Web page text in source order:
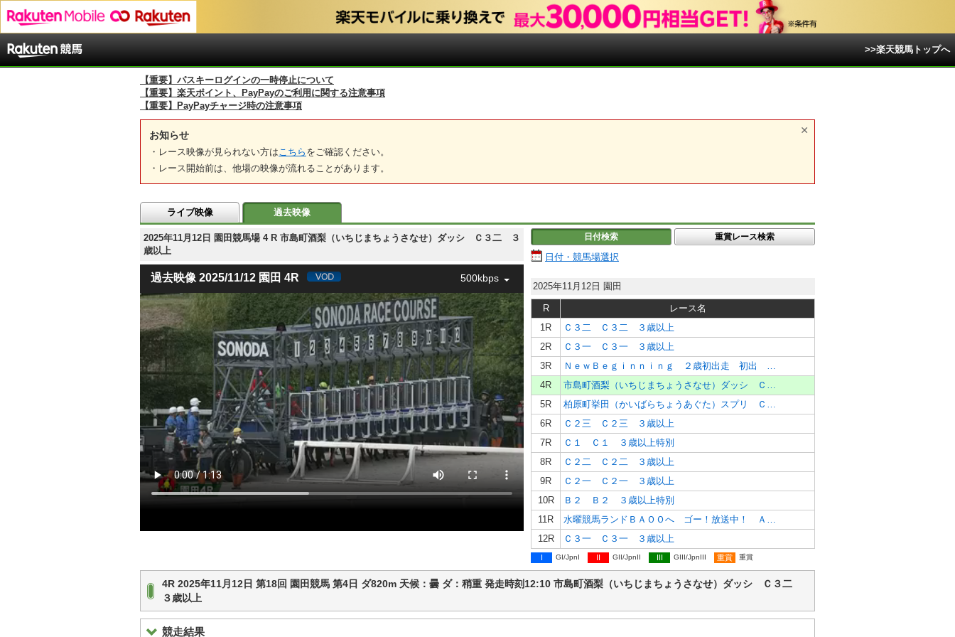
>>楽天競馬トップへ
【重要】パスキーログインの一時停止について
【重要】楽天ポイント、PayPayのご利用に関する注意事項
【重要】PayPayチャージ時の注意事項
お知らせ
・レース映像が見られない方は こちら をご確認ください。
・レース開始前は、他場の映像が流れることがあります。
ライブ映像 過去映像
2025年11月12日 園田競馬場 4 R 市島町酒梨（いちじまちょうさなせ）ダッシ Ｃ３二 ３
歳以上
過去映像 2025/11/12 園田 4R 500kbps
日付検索 重賞レース検索
日付・競馬場選択
2025年11月12日 園田
R
レース名
1R
Ｃ３二 Ｃ３二 ３歳以上
2R
Ｃ３一 Ｃ３一 ３歳以上
3R
4R
5R
6R
Ｃ２三 Ｃ２三 ３歳以上
7R
Ｃ１ Ｃ１ ３歳以上特別
8R
Ｃ２二 Ｃ２二 ３歳以上
9R
Ｃ２一 Ｃ２一 ３歳以上
10R
Ｂ２ Ｂ２ ３歳以上特別
11R
12R
Ｃ３一 Ｃ３一 ３歳以上
I GI/JpnI II GII/JpnII III GIII/JpnIII 重賞 重賞
4R 2025年11月12日 第18回 園田競馬 第4日 ダ820m 天候：曇 ダ：稍重 発走時刻12:10 市島町酒梨（いちじまちょうさなせ）ダッシ Ｃ３二
３歳以上
競走結果